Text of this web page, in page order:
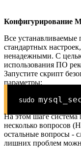
Конфигурирование
Все
стандартных
ненадежными. С
использования ПО
Запустите скрипт
параметры:
sudo
На этом шаге система
несколько вопросов
остальные вопросы -
лишних проблем